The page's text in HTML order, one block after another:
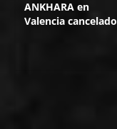
ANKHARA en
Valencia cancelado